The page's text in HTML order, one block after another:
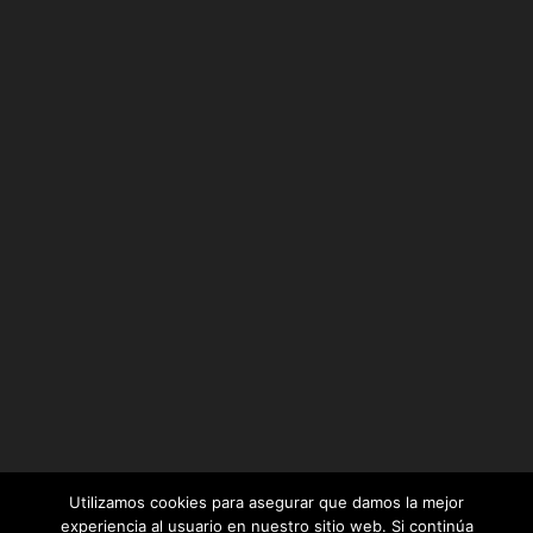
Utilizamos cookies para asegurar que damos la mejor
experiencia al usuario en nuestro sitio web. Si continúa